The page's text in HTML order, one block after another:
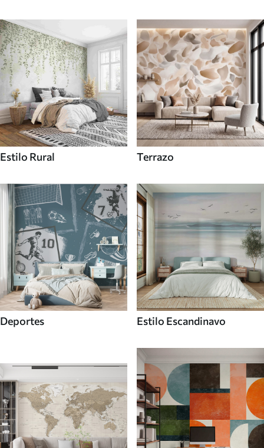
Estilo Rural Terrazo
Deportes Estilo Escandinavo